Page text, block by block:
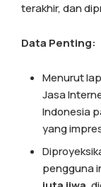
terakhir, dan
Data Penting:
Menurut
Jasa
Indonesia
yang
pengguna